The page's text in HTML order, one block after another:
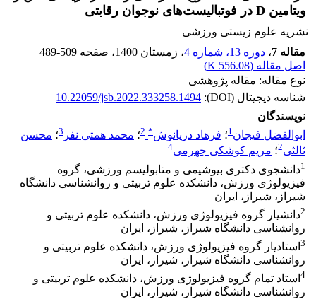
ویتامین D در فوتبالیست‌های نوجوان رقابتی
نشریه علوم زیستی ورزشی
مقاله 7
، دوره 13، شماره 4 ، زمستان 1400 ، صفحه 489-509
اصل مقاله (556.08 K
)
نوع مقاله: مقاله پژوهشی
شناسه دیجیتال (DOI):
10.22059/jsb.2022.333258.1494
نویسندگان
ابوالفضل فیجان1؛ فرهاد دریانوش*
2؛ محمد همتی نفر 3؛ محسن
ثالثی2؛ مریم کوشکی جهرمی4
1دانشجوی دکتری بیوشیمی و متابولیسم ورزشی، گروه
فیزیولوژی ورزش، دانشکده علوم تربیتی و روانشناسی دانشگاه
شیراز، شیراز، ایران
2دانشیار گروه فیزیولوژی ورزش، دانشکده علوم تربیتی و
روانشناسی دانشگاه شیراز، شیراز، ایران
3 استادیار گروه فیزیولوژی ورزش، دانشکده علوم تربیتی و
روانشناسی دانشگاه شیراز، شیراز، ایران
4 استاد تمام گروه فیزیولوژی ورزش، دانشکده علوم تربیتی و
روانشناسی دانشگاه شیراز، شیراز، ایران